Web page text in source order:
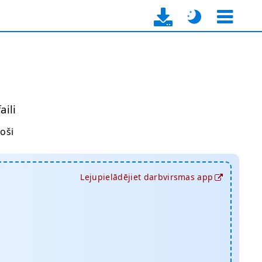
Lejupielādējiet darbvirsmas app